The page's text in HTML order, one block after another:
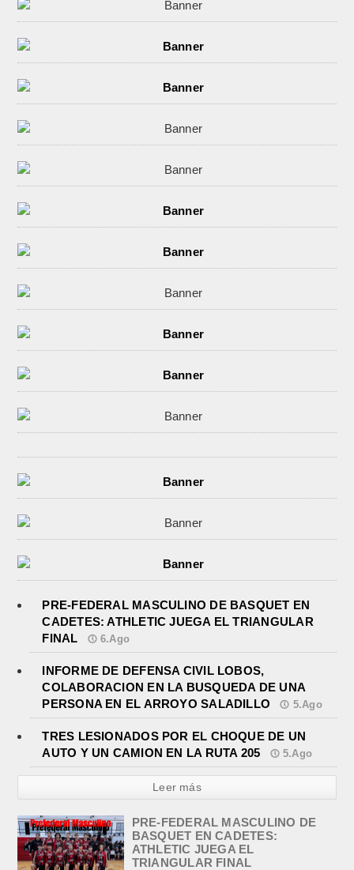
PRE-FEDERAL MASCULINO DE BASQUET EN
CADETES: ATHLETIC JUEGA EL TRIANGULAR
FINAL
6.Ago
INFORME DE DEFENSA CIVIL LOBOS,
COLABORACION EN LA BUSQUEDA DE UNA
PERSONA EN EL ARROYO SALADILLO
5.Ago
TRES LESIONADOS POR EL CHOQUE DE UN
AUTO Y UN CAMION EN LA RUTA 205
5.Ago
Leer más
PRE-FEDERAL MASCULINO DE
BASQUET EN CADETES:
ATHLETIC JUEGA EL
TRIANGULAR FINAL